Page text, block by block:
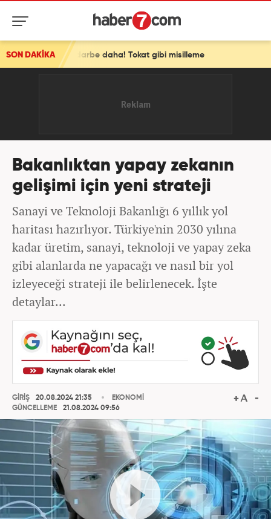
SON DAKİKA
bir darbe daha! Tokat gibi misilleme
Bakanlıktan yapay zekanın
gelişimi için yeni strateji
Sanayi ve Teknoloji Bakanlığı 6 yıllık yol
haritası hazırlıyor. Türkiye'nin 2030 yılına
kadar üretim, sanayi, teknoloji ve yapay zeka
gibi alanlarda ne yapacağı ve nasıl bir yol
izleyeceği strateji ile belirlenecek. İşte
detaylar...
GİRİŞ
20.08.2024 21:35
GÜNCELLEME
21.08.2024 09:56
EKONOMİ